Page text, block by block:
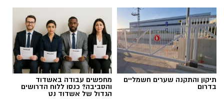
תגים:כיתת כוננות
תיקון והתקנה שערים חשמליים
בדרום
מחפשים עבודה באשדוד
והסביבה? כנסו ללוח הדרושים
הגדול של אשדוד נט